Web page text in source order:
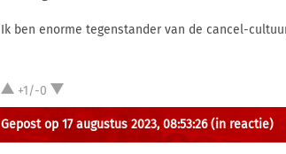
Ik ben enorme tegenstander van de cancel-
+1/-0
Gepost op 17 augustus 2023, 08:53:26 (in reactie)